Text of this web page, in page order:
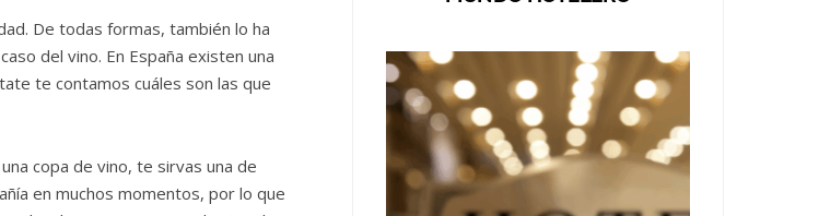
De todas formas, también lo ha
del vino. En España existen una
te contamos cuáles son las que
copa de vino, te sirvas una de
en muchos momentos, por lo que